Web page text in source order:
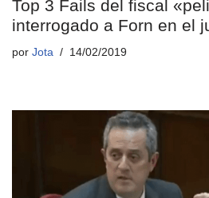
Top 3 Fails del fiscal
interrogado a Forn en el
por Jota 14/02/2019